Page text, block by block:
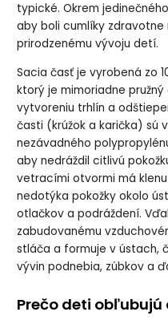
typické. Okrem
aby boli cumlíky
prirodzenému vývoju detí.
Sacia časť je vyrobená zo
ktorý je mimoriadne
vytvoreniu trhlín a
časti (krúžok a karička) sú
nezávadného
aby nedráždil citlivú
vetracími otvormi má
nedotýka pokožky okolo
otlačkov a podráždení.
zabudovanému
stláča a formuje v ústach,
vývin podnebia, zúbkov a
Prečo deti obľubujú